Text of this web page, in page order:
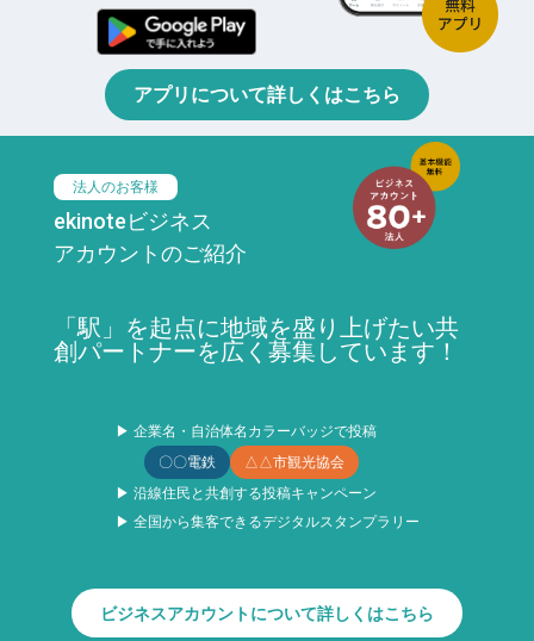
アプリについて詳しくはこちら
法人のお客様
ekinoteビジネス
アカウントのご紹介
「駅」を起点に地域を盛り上げたい共
創パートナーを広く募集しています！
▶ 企業名・自治体名カラーバッジで投稿
〇〇電鉄
△△市観光協会
▶ 沿線住民と共創する投稿キャンペーン
▶ 全国から集客できるデジタルスタンプラリー
ビジネスアカウントについて詳しくはこちら